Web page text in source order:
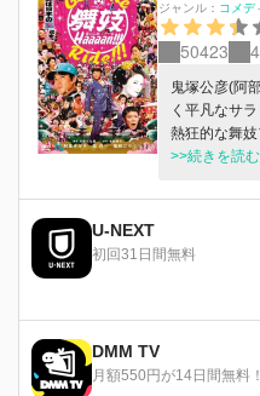
ジャンル： コメデ
50423
鬼塚公彦(阿
く平凡なサ
熱狂的な舞
いること。し
なある日、
都支社への
僚OLの彼女
「一見さん
え、やっと
宴会も盛り
うときに、
(堤真一)が
>>続きを読む
U-NEXT
初回31日間無料
DMM TV
月額550円が14日間無料！